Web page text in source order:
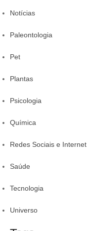
Notícias
Paleontologia
Pet
Plantas
Psicologia
Química
Redes Sociais e Internet
Saúde
Tecnologia
Universo